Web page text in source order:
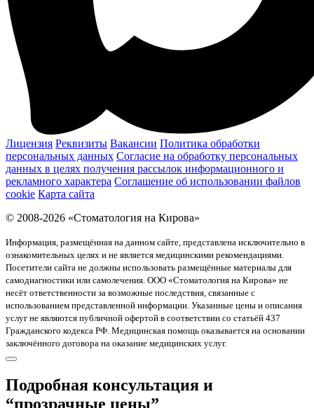
Лицензия Реквизиты Вакансии Политика обработки
персональных данных Согласие на обработку персональных
данных в целях получения рассылок информационного и
рекламного характера Соглашение об использовании файлов
cookie Карта сайта
© 2008-2026 «Стоматология на Кирова»
Информация, размещённая на данном сайте, представлена исключительно в
ознакомительных целях и не является медицинскими рекомендациями.
Посетители сайта не должны использовать размещённые материалы для
самодиагностики или самолечения. ООО «Стоматология на Кирова» не
несёт ответственности за возможные последствия, связанные с
использованием представленной информации. Указанные цены и описания
услуг не являются публичной офертой в соответствии со статьёй 437
Гражданского кодекса РФ. Медицинская помощь оказывается на основании
заключённого договора на оказание медицинских услуг.
Подробная консультация и
“прозрачные цены”